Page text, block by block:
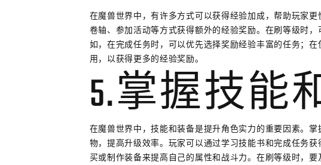
在魔兽世界中，有许多方式可以获得经验加成，帮助玩家
卷轴、参加活动等方式获得额外的经验奖励。在刷等级时
如，在完成任务时，可以优先选择奖励经验丰富的任务；
用，以获得更多的经验奖励。
5.掌握技能
在魔兽世界中，技能和装备是提升角色实力的重要因素。
物，提高升级效率。玩家可以通过学习技能书和完成任务
买或制作装备来提高自己的属性和战斗力。在刷等级时，